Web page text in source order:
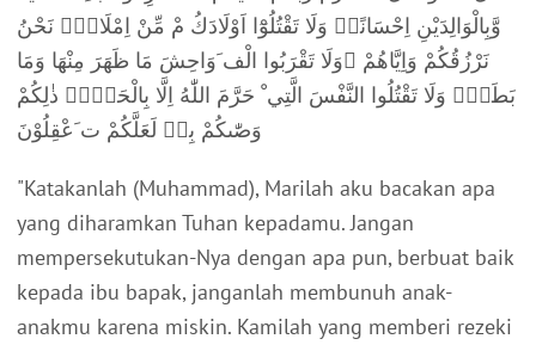
وَّبِالْوَالِدَيْنِ اِحْسَانًاۚ وَلَا تَقْتُلُوْٓا اَوْلَادَكُ مْ مِّنْ اِمْلَاقٍۗ نَحْنُ
نَرْزُقُكُمْ وَاِيَّاهُمْ ۚوَلَا تَقْرَبُوا الْف َوَاحِشَ مَا ظَهَرَ مِنْهَا وَمَا
بَطَنَۚ وَلَا تَقْتُلُوا النَّفْسَ الَّتِي ْ حَرَّمَ اللّٰهُ اِلَّا بِالْحَقِّۗ ذٰلِكُمْ
وَصّٰىكُمْ بِهٖ لَعَلَّكُمْ ت َعْقِلُوْنَ
"Katakanlah (Muhammad), Marilah aku bacakan apa
yang diharamkan Tuhan kepadamu. Jangan
mempersekutukan-Nya dengan apa pun, berbuat baik
kepada ibu bapak, janganlah membunuh anak-
anakmu karena miskin. Kamilah yang memberi rezeki